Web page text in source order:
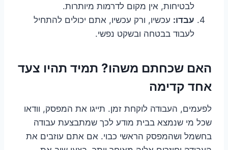
לבטיחות, אין מקום לדרמות מיותרות.
עבדו: עכשיו, ורק עכשיו, אתם יכולים להתחיל
לעבוד בבטחה ובשקט נפשי.
האם שכחתם משהו? תמיד תהיו צעד
אחד קדימה
לפעמים, העבודה לוקחת זמן. תייגו את המפסק, וודאו
שכל מי שנמצא בבית מודע לכך שמתבצעת עבודה
בחשמל ושהמפסק הראשי כבוי. אם אתם עוזבים את